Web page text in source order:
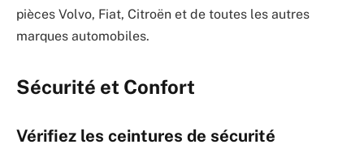
pièces Volvo, Fiat, Citroën et de toutes les autres
marques automobiles.
Sécurité et Confort
Vérifiez les ceintures de sécurité